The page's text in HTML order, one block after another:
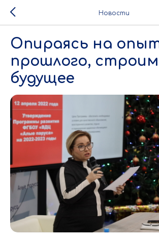
Новости
Опираясь на
прошлого, строим
будущее